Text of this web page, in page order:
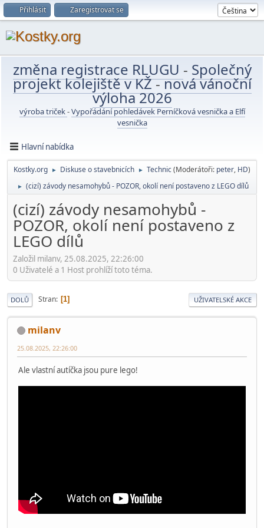
Přihlásit Zaregistrovat se
změna registrace RLUGU - Společný
projekt kolejiště v KŽ-nová vánoční
výloha 2026
výroba triček-Vypořádání pohledávek Perníčková vesnička a Elfí
vesnička
Hlavní nabídka
Kostky.org ► Diskuse o stavebnicích ► Technic(Moderátoři: peter, HD)
► (cizí) závody nesamohybů - POZOR, okolí není postaveno z LEGO dílů
(cizí) závody nesamohybů -
POZOR, okolí není postaveno z
LEGO dílů
Založil milanv, 25.08.2025, 22:26:00
0 Uživatelé a 1 Host prohlíží toto téma.
DOLŮ Stran 1 UŽIVATELSKÉ AKCE
milanv
25.08.2025, 22:26:00
Ale vlastní autíčka jsou pure lego!